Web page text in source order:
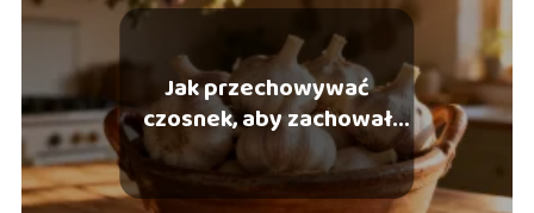
Jak przechowywać
czosnek, aby zachował
świeżość na dłużej?